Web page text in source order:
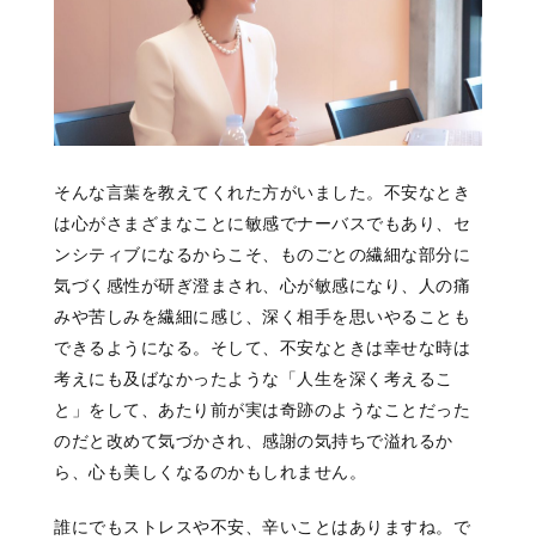
そんな言葉を教えてくれた方がいました。不安なとき
は心がさまざまなことに敏感でナーバスでもあり、セ
ンシティブになるからこそ、ものごとの繊細な部分に
気づく感性が研ぎ澄まされ、心が敏感になり、人の痛
みや苦しみを繊細に感じ、深く相手を思いやることも
できるようになる。そして、不安なときは幸せな時は
考えにも及ばなかったような「人生を深く考えるこ
と」をして、あたり前が実は奇跡のようなことだった
のだと改めて気づかされ、感謝の気持ちで溢れるか
ら、心も美しくなるのかもしれません。
誰にでもストレスや不安、辛いことはありますね。で